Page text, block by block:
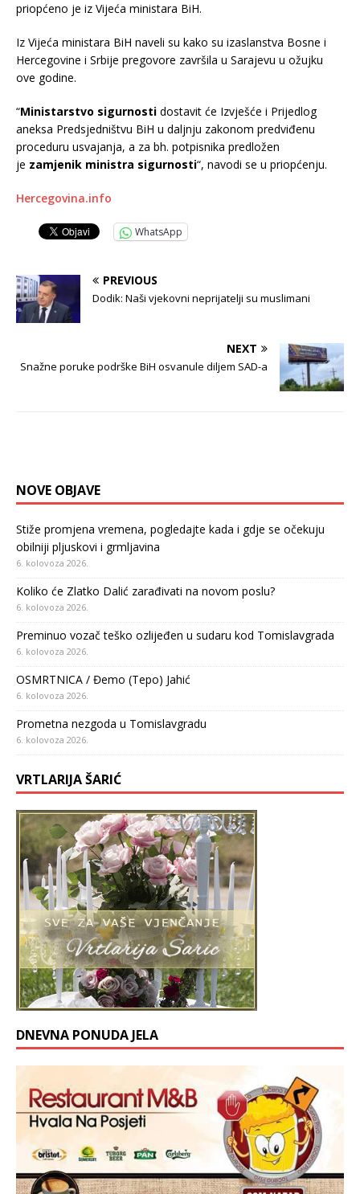
priopćeno je iz Vijeća ministara BiH.
Iz Vijeća ministara BiH naveli su kako su izaslanstva Bosne i
Hercegovine i Srbije pregovore završila u Sarajevu u ožujku
ove godine.
“Ministarstvo sigurnosti dostavit će Izvješće i Prijedlog
aneksa Predsjedništvu BiH u daljnju zakonom predviđenu
proceduru usvajanja, a za bh. potpisnika predložen
je zamjenik ministra sigurnosti“, navodi se u priopćenju.
Hercegovina.info
WhatsApp
PREVIOUS
Dodik: Naši vjekovni neprijatelji su muslimani
NEXT
Snažne poruke podrške BiH osvanule diljem SAD-a
NOVE OBJAVE
Stiže promjena vremena, pogledajte kada i gdje se očekuju
obilniji pljuskovi i grmljavina
6. kolovoza 2026.
Koliko će Zlatko Dalić zarađivati na novom poslu?
6. kolovoza 2026.
Preminuo vozač teško ozlijeđen u sudaru kod Tomislavgrada
6. kolovoza 2026.
OSMRTNICA / Đemo (Tepo) Jahić
6. kolovoza 2026.
Prometna nezgoda u Tomislavgradu
6. kolovoza 2026.
VRTLARIJA ŠARIĆ
DNEVNA PONUDA JELA